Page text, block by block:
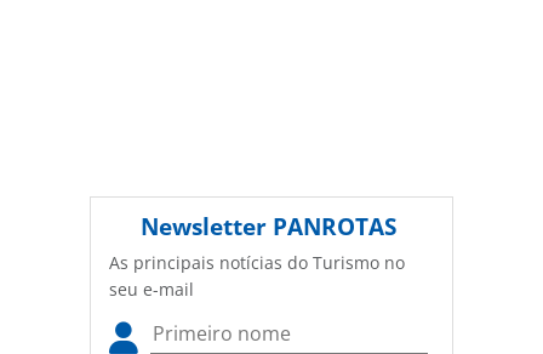
Newsletter PANROTAS
As principais notícias do Turismo no
seu e-mail